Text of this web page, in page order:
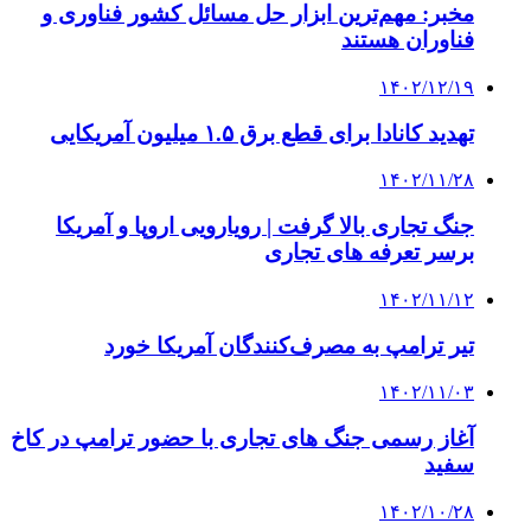
مخبر: مهم‌ترین ابزار حل مسائل کشور فناوری و
فناوران هستند
۱۴۰۲/۱۲/۱۹
تهدید کانادا برای قطع برق ۱.۵ میلیون آمریکایی
۱۴۰۲/۱۱/۲۸
جنگ تجاری بالا گرفت | رویارویی اروپا و آمریکا
برسر تعرفه‌ های تجاری
۱۴۰۲/۱۱/۱۲
تیر ترامپ به مصرف‌کنندگان آمریکا خورد
۱۴۰۲/۱۱/۰۳
آغاز رسمی جنگ های تجاری با حضور ترامپ در کاخ
سفید
۱۴۰۲/۱۰/۲۸